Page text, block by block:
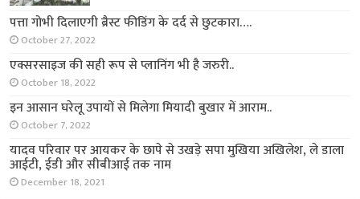
पत्ता गोभी दिलाएगी ब्रैस्ट फीडिंग के दर्द से छुटकारा….
October 27, 2022
एक्सरसाइज की सही रूप से प्लानिंग भी है जरुरी..
October 18, 2022
इन आसान घरेलू उपायों से मिलेगा मियादी बुखार में आराम..
October 7, 2022
यादव परिवार पर आयकर के छापे से उखड़े सपा मुखिया अखिलेश, ले डाला
आईटी, ईडी और सीबीआई तक नाम
December 18, 2021